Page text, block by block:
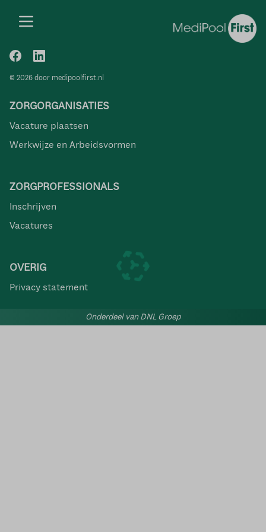
© 2026 door medipoolfirst.nl
ZORGORGANISATIES
Vacature plaatsen
Werkwijze en Arbeidsvormen
ZORGPROFESSIONALS
Inschrijven
Vacatures
OVERIG
Privacy statement
Onderdeel van DNL Groep